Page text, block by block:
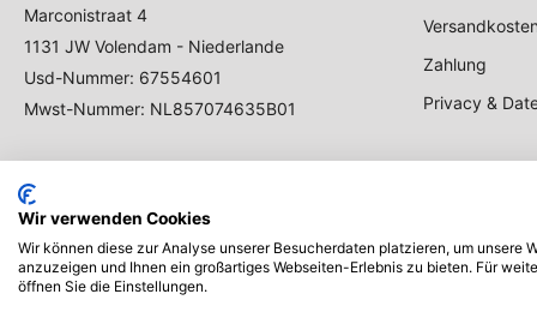
Marconistraat 4
1131 JW Volendam - Niederlande
Usd-Nummer: 67554601
Mwst-Nummer: NL857074635B01
Zahlung
Privacy &
Wir verwenden Cookies
Wir können diese zur Analyse unserer Besucherdaten platzieren, um unsere
anzuzeigen und Ihnen ein großartiges Webseiten-Erlebnis zu bieten. Für
öffnen Sie die Einstellungen.